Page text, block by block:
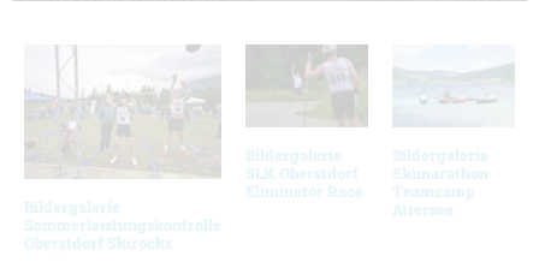
Bildergalerie
Sommerleistungskontrolle
Oberstdorf Skirocks
Bildergalerie
SLK Oberstdorf
Eliminator Race
Bildergalerie
Skimarathon
Teamcamp
Attersee